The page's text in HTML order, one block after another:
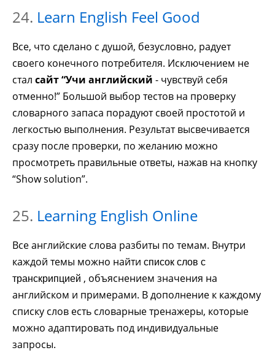
24. Learn English Feel Good
Все, что сделано с душой, безусловно, радует
своего конечного потребителя. Исключением не
стал сайт “Учи английский - чувствуй себя
отменно!” Большой выбор тестов на проверку
словарного запаса порадуют своей простотой и
легкостью выполнения. Результат высвечивается
сразу после проверки, по желанию можно
просмотреть правильные ответы, нажав на кнопку
“Show solution”.
25. Learning English Online
Все английские слова разбиты по темам. Внутри
каждой темы можно найти список слов с
транскрипцией , объяснением значения на
английском и примерами. В дополнение к каждому
списку слов есть словарные тренажеры, которые
можно адаптировать под индивидуальные
запросы.